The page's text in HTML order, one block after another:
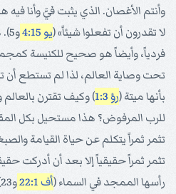
وأنتم الأغصان. الذي يثبت فيَّ وأنا فيه
لا تقدرون أن تفعلوا شيئاً» (يو 4:15
فردياً، وأيضاً هو صحيح للكنيسة
تحت وصاية العالم، لذا لم تستطع أن
بأنها ميتة (رؤ 1:3
) وكيف تقترن
للرب المرفوض؟ هذا مستحيل بكل
تثمر ثمراً يتكلم عن حياة القيامة
تثمر ثمراً حقيقياً إلا بعد أن أدركت
رأسها الممجد في السماء (أف 22:1